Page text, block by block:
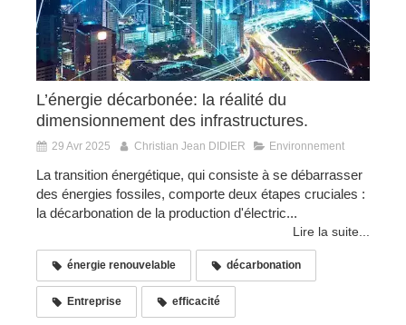
L’énergie décarbonée: la réalité du
dimensionnement des infrastructures.
29 Avr 2025 Christian Jean DIDIER Environnement
La transition énergétique, qui consiste à se débarrasser
des énergies fossiles, comporte deux étapes cruciales :
la décarbonation de la production d'électric...
Lire la suite...
énergie renouvelable décarbonation
Entreprise efficacité